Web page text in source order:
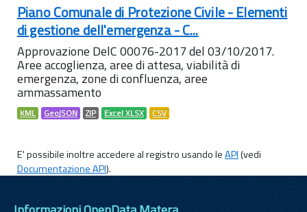
Piano Comunale di Protezione Civile - Elementi
di gestione dell'emergenza - C...
Approvazione DelC 00076-2017 del 03/10/2017.
Aree accoglienza, aree di attesa, viabilità di
emergenza, zone di confluenza, aree
ammassamento
KML GeoJSON ZIP Excel XLSX CSV
E' possibile inoltre accedere al registro usando leAPI(vedi
Documentazione API).